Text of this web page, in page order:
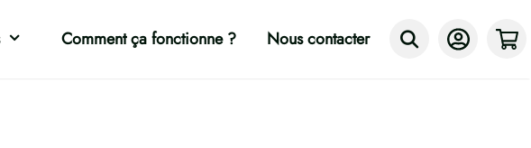
Comment ça fonctionne ? Nous contacter